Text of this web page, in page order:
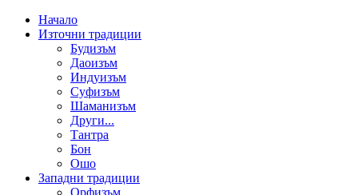
Начало
Източни традиции
Будизъм
Даоизъм
Индуизъм
Суфизъм
Шаманизъм
Други...
Тантра
Бон
Ошо
Западни традиции
Орфизъм